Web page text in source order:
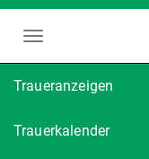
Traueranzeigen
Trauerkalender